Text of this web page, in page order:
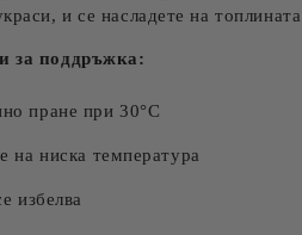
и се насладете на
за поддръжка:
пране при 30°C
на ниска температура
избелва